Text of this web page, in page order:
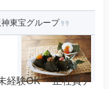
東宝グループ
経験OK ・正社員デ